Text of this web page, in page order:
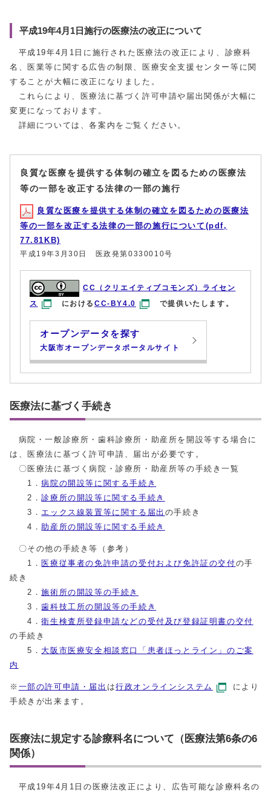
平成19年4月1日施行の医療法の改正について
平成19年4月1日に施行された医療法の改正により、診療科
名、医業等に関する広告の制限、医療安全支援センター等に関
することが大幅に改正になりました。
これらにより、医療法に基づく許可申請や届出関係が大幅に
変更になっております。
詳細については、各案内をご覧ください。
良質な医療を提供する体制の確立を図るための医療法
等の一部を改正する法律の一部の施行
良質な医療を提供する体制の確立を図るための医療法
等の一部を改正する法律の一部の施行について(pdf,
77.81KB)
平成19年3月30日 医政発第0330010号
CC（クリエイティブコモンズ）ライセン
ス
におけるCC-BY4.0 で提供いたします。
オープンデータを探す
大阪市オープンデータポータルサイト
医療法に基づく手続き
病院・一般診療所・歯科診療所・助産所を開設等する場合に
は、医療法に基づく許可申請、届出が必要です。
〇医療法に基づく病院・診療所・助産所等の手続き一覧
1．病院の開設等に関する手続き
2．診療所の開設等に関する手続き
3． エックス線装置等に関する届出 の手続き
4．助産所の開設等に関する手続き
〇その他の手続き等（参考）
1． 医療従事者の免許申請の受付および免許証の交付の手
続き
2．施術所の開設等の手続き
3．歯科技工所の開設等の手続き
4．衛生検査所登録申請などの受付及び登録証明書の交付
の手続き
5． 大阪市医療安全相談窓口「患者ほっとライン」のご案
内
※ 一部の許可申請・届出 は行政オンラインシステム
により
手続きが出来ます。
医療法に規定する診療科名について（医療法第6条の6
関係）
平成19年4月1日の医療法改正により、広告可能な診療科名の